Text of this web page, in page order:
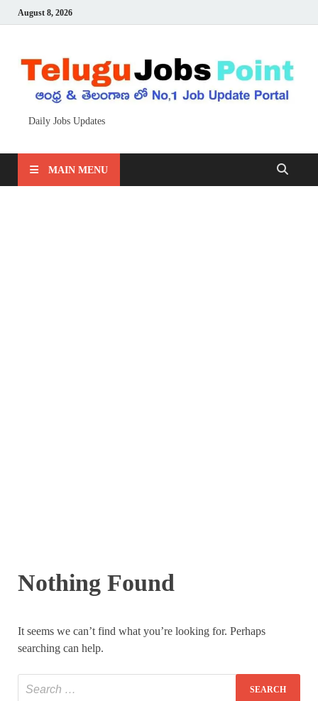
August 8, 2026
Daily Jobs Updates
MAIN MENU
Nothing Found
It seems we can’t find what you’re looking for. Perhaps
searching can help.